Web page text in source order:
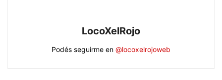
LocoXelRojo
Podés seguirme en @locoxelrojoweb